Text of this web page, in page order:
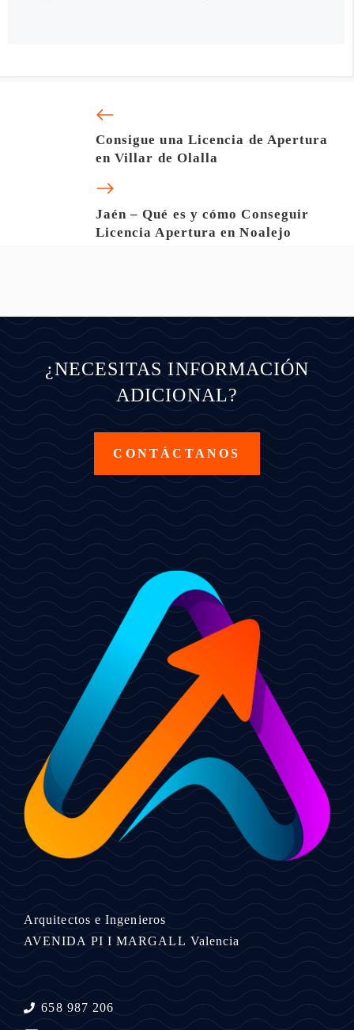
Consigue una Licencia de Apertura
en Villar de Olalla
Jaén – Qué es y cómo Conseguir
Licencia Apertura en Noalejo
¿NECESITAS INFORMACIÓN
ADICIONAL?
CONTÁCTANOS
Arquitectos e Ingenieros
AVENIDA PI I MARGALL Valencia
658 987 206